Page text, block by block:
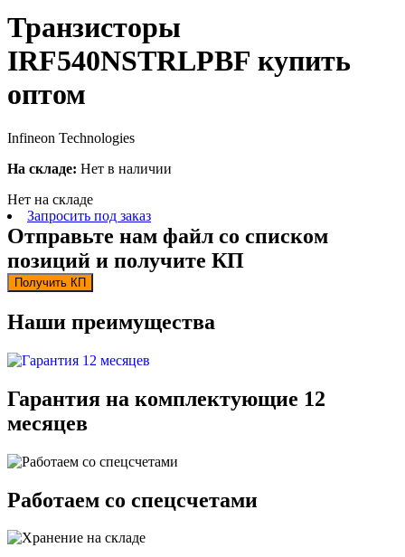
Транзисторы
IRF540NSTRLPBF купить
оптом
Infineon Technologies
На складе: Нет в наличии
Нет на складе
Запросить под заказ
Отправьте нам файл со списком
позиций и получите КП
Получить КП
Наши преимущества
Гарантия на комплектующие 12
месяцев
Работаем со спецсчетами